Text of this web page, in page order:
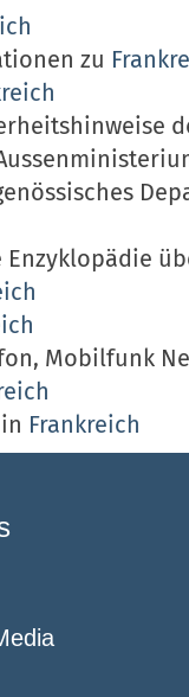
zu
Mobilfunk
Frankreich